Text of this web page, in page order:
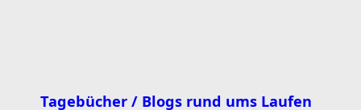
Tagebücher / Blogs rund ums Laufen